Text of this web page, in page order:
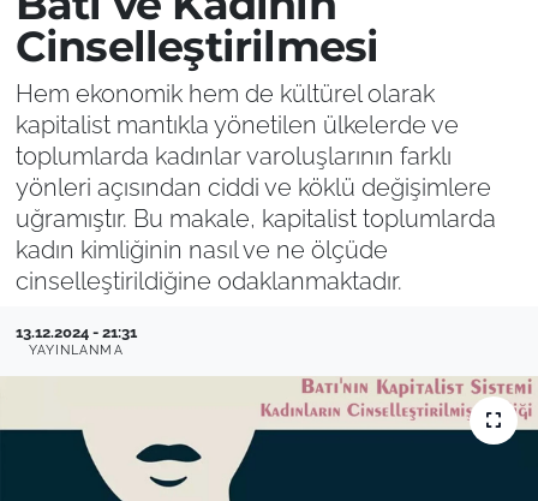
Cinselleştirilmesi
Hem ekonomik hem de kültürel olarak
kapitalist mantıkla yönetilen ülkelerde ve
toplumlarda kadınlar varoluşlarının farklı
yönleri açısından ciddi ve köklü değişimlere
uğramıştır. Bu makale, kapitalist toplumlarda
kadın kimliğinin nasıl ve ne ölçüde
cinselleştirildiğine odaklanmaktadır.
13.12.2024 - 21:31
YAYINLANMA